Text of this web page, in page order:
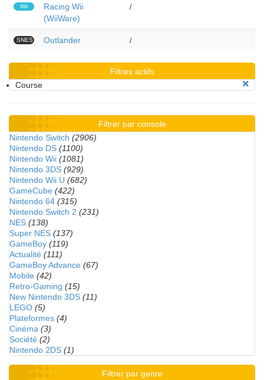
Wii
Racing Wii
(WiiWare)
/
SNES Outlander /
Filtres actifs
Course
Filtrer par console
Nintendo Switch (2906)
Nintendo DS (1100)
Nintendo Wii (1081)
Nintendo 3DS (929)
Nintendo Wii U (682)
GameCube (422)
Nintendo 64 (315)
Nintendo Switch 2 (231)
NES (138)
Super NES (137)
GameBoy (119)
Actualité (111)
GameBoy Advance (67)
Mobile (42)
Retro-Gaming (15)
New Nintendo 3DS (11)
LEGO (5)
Plateformes (4)
Cinéma (3)
Société (2)
Nintendo 2DS (1)
Filtrer par genre